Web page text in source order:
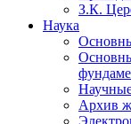
З.К.
Наука
Архив